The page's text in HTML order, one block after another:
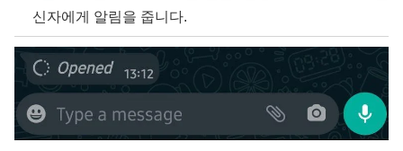
신자에게 알림을 줍니다.